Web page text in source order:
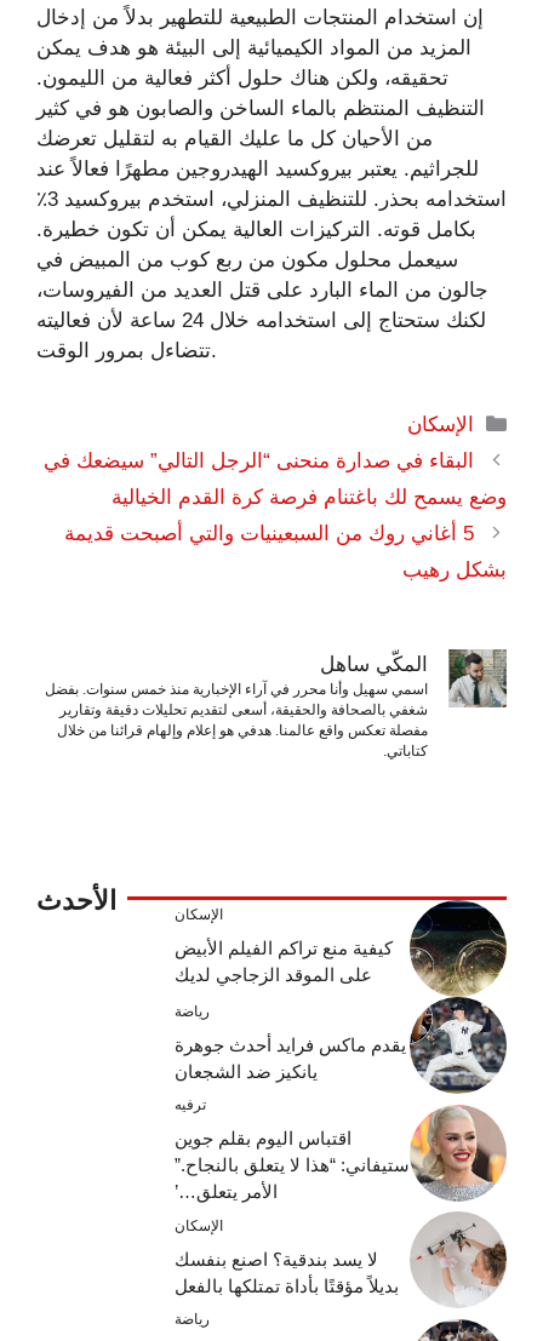
إن استخدام المنتجات الطبيعية للتطهير بدلاً من إدخال
المزيد من المواد الكيميائية إلى البيئة هو هدف يمكن
تحقيقه، ولكن هناك حلول أكثر فعالية من الليمون.
التنظيف المنتظم بالماء الساخن والصابون هو في كثير
من الأحيان كل ما عليك القيام به لتقليل تعرضك
للجراثيم. يعتبر بيروكسيد الهيدروجين مطهرًا فعالاً عند
استخدامه بحذر. للتنظيف المنزلي، استخدم بيروكسيد 3٪
بكامل قوته. التركيزات العالية يمكن أن تكون خطيرة.
سيعمل محلول مكون من ربع كوب من المبيض في
جالون من الماء البارد على قتل العديد من الفيروسات،
لكنك ستحتاج إلى استخدامه خلال 24 ساعة لأن فعاليته
تتضاءل بمرور الوقت.
التصنيفات
الإسكان
البقاء في صدارة منحنى “الرجل التالي” سيضعك في
وضع يسمح لك باغتنام فرصة كرة القدم الخيالية
5 أغاني روك من السبعينيات والتي أصبحت قديمة
بشكل رهيب
المكّي ساهل
اسمي سهيل وأنا محرر في آراء الإخبارية منذ خمس سنوات. بفضل
شغفي بالصحافة والحقيقة، أسعى لتقديم تحليلات دقيقة وتقارير
مفصلة تعكس واقع عالمنا. هدفي هو إعلام وإلهام قرائنا من خلال
كتاباتي.
الأحدث الإسكان
كيفية منع تراكم الفيلم الأبيض
على الموقد الزجاجي لديك
رياضة
يقدم ماكس فرايد أحدث جوهرة
يانكيز ضد الشجعان
ترفيه
اقتباس اليوم بقلم جوين
ستيفاني: “هذا لا يتعلق بالنجاح.”
الأمر يتعلق…’
الإسكان
لا يسد بندقية؟ اصنع بنفسك
بديلاً مؤقتًا بأداة تمتلكها بالفعل
رياضة